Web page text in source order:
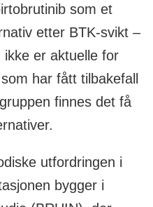
som et
etter BTK-svikt –
er aktuelle for
har fått tilbakefall
finnes det få
utfordringen i
bygger i